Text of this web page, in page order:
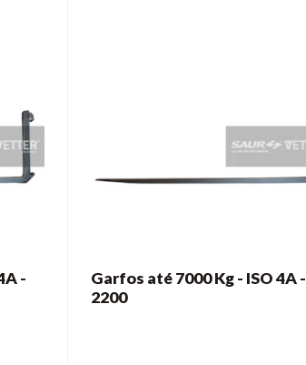
-
Garfos até 7000 Kg - ISO 4A -
2200